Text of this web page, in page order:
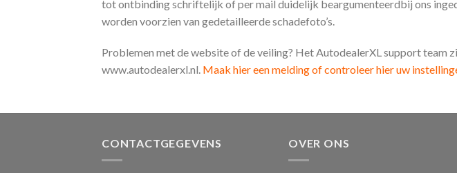
tot ontbinding schriftelijk of per mail duidelijk beargumenteerdbij ons
worden voorzien van gedetailleerde schadefoto’s.
Problemen met de website of de veiling? Het AutodealerXL support team
www.autodealerxl.nl. Maak hier een melding of controleer hier uw
CONTACTGEGEVENS OVER ONS